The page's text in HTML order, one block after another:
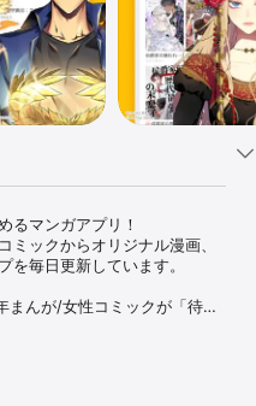
るマンガアプリ！
ミックからオリジナル漫画、
を毎日更新しています。
まんが/女性コミックが「待て